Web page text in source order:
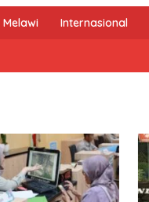
Melawi Internasional